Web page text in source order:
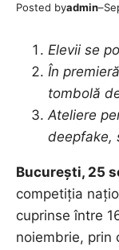
Posted byadmin–
Elevii se
În
tombolă
Ateliere
deepfake,
București, 25
competiția
cuprinse între
noiembrie, prin